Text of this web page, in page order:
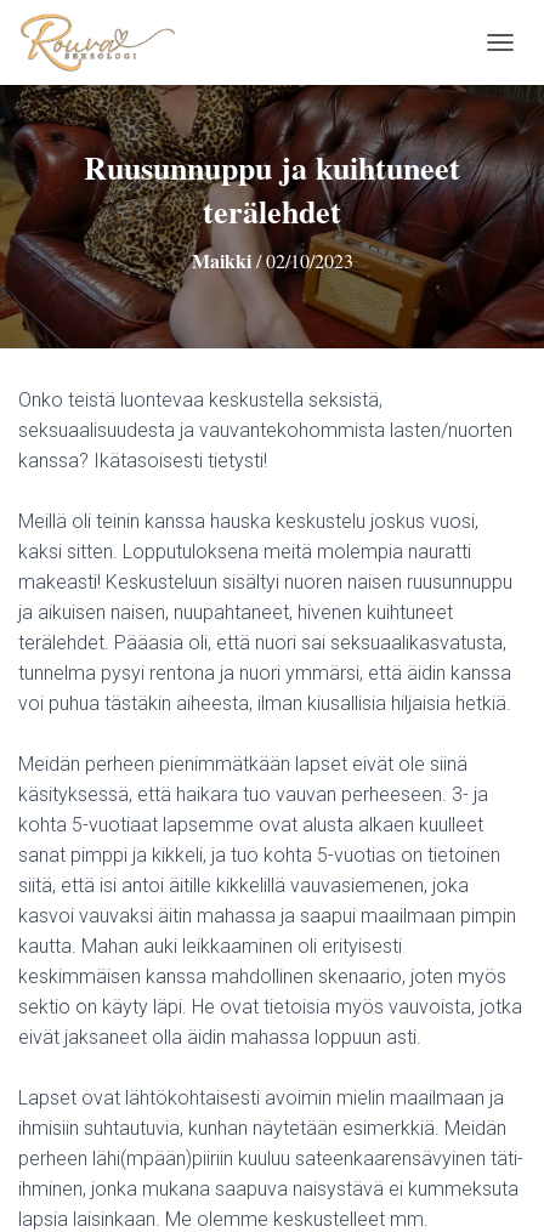
A
G
O
I
P
Ä
/
Ruusunnuppu ja kuihtuneet
terälehdet
Maikki/02/10/2023
Onko teistä luontevaa keskustella seksistä,
seksuaalisuudesta ja vauvantekohommista lasten/nuorten
kanssa? Ikätasoisesti tietysti!
Meillä oli teinin kanssa hauska keskustelu joskus vuosi,
kaksi sitten. Lopputuloksena meitä molempia nauratti
makeasti! Keskusteluun sisältyi nuoren naisen ruusunnuppu
ja aikuisen naisen, nuupahtaneet, hivenen kuihtuneet
terälehdet. Pääasia oli, että nuori sai seksuaalikasvatusta,
tunnelma pysyi rentona ja nuori ymmärsi, että äidin kanssa
voi puhua tästäkin aiheesta, ilman kiusallisia hiljaisia hetkiä.
Meidän perheen pienimmätkään lapset eivät ole siinä
käsityksessä, että haikara tuo vauvan perheeseen. 3- ja
kohta 5-vuotiaat lapsemme ovat alusta alkaen kuulleet
sanat pimppi ja kikkeli, ja tuo kohta 5-vuotias on tietoinen
siitä, että isi antoi äitille kikkelillä vauvasiemenen, joka
kasvoi vauvaksi äitin mahassa ja saapui maailmaan pimpin
kautta. Mahan auki leikkaaminen oli erityisesti
keskimmäisen kanssa mahdollinen skenaario, joten myös
sektio on käyty läpi. He ovat tietoisia myös vauvoista, jotka
eivät jaksaneet olla äidin mahassa loppuun asti.
Lapset ovat lähtökohtaisesti avoimin mielin maailmaan ja
ihmisiin suhtautuvia, kunhan näytetään esimerkkiä. Meidän
perheen lähi(mpään)piiriin kuuluu sateenkaarensävyinen täti-
ihminen, jonka mukana saapuva naisystävä ei kummeksuta
lapsia laisinkaan. Me olemme keskustelleet mm.